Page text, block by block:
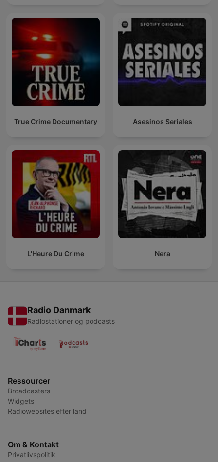
True Crime Documentary Asesinos Seriales
L'Heure Du Crime Nera
Radio Danmark
Radiostationer og podcasts
Ressourcer
Broadcasters
Widgets
Radiowebsites efter land
Om & Kontakt
Privatlivspolitik